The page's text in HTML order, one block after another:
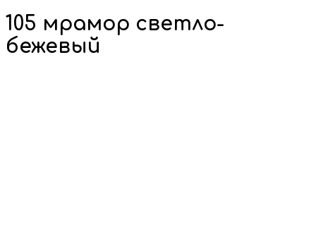
105 мрамор светло-
бежевый